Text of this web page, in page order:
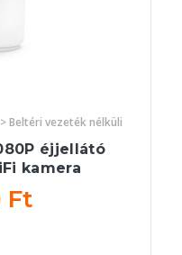
Beltéri vezeték nélküli
éjjellátó
kamera
Ft